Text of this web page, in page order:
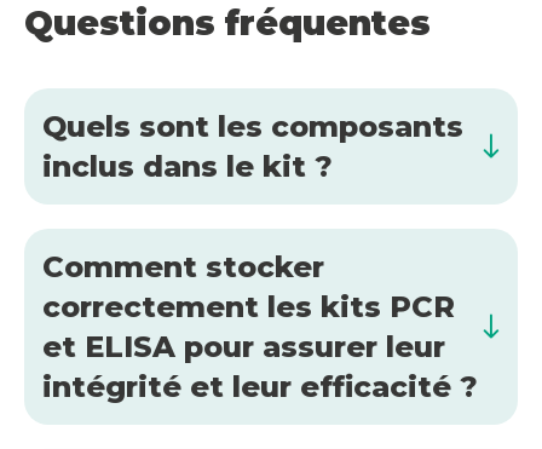
Questions fréquentes
Quels sont les composants
inclus dans le kit ?
Comment stocker
correctement les kits PCR
et ELISA pour assurer leur
intégrité et leur efficacité ?